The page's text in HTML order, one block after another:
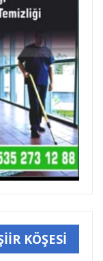
KÖŞESİ